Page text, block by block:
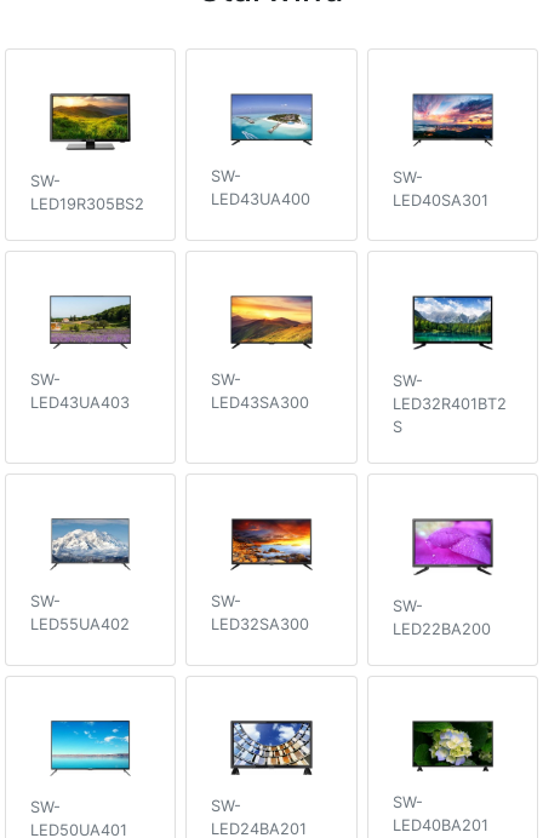
SW-
LED19R305BS2
SW-
LED43UA400
SW-
LED40SA301
SW-
LED43UA403
SW-
LED43SA300
SW-
LED32R401BT2
S
SW-
LED55UA402
SW-
LED32SA300
SW-
LED22BA200
SW-
LED50UA401
SW-
LED24BA201
SW-
LED40BA201